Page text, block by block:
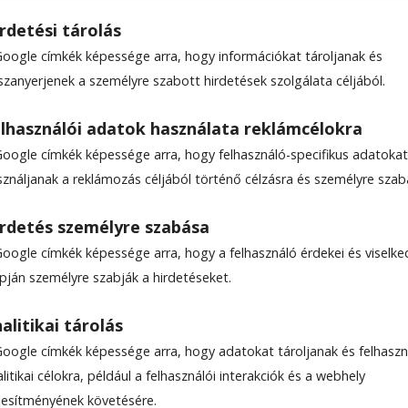
tárolás
címkék képessége arra, hogy információkat tároljanak és
a személyre szabott hirdetések szolgálata céljából.
adatok használata reklámcélokra
címkék képessége arra, hogy felhasználó-specifikus adatokat
a reklámozás céljából történő célzásra és személyre
személyre szabása
címkék képessége arra, hogy a felhasználó érdekei és
személyre szabják a hirdetéseket.
tárolás
címkék képessége arra, hogy adatokat tároljanak és
célokra, például a felhasználói interakciók és a webhely
követésére.
mindannyiunk